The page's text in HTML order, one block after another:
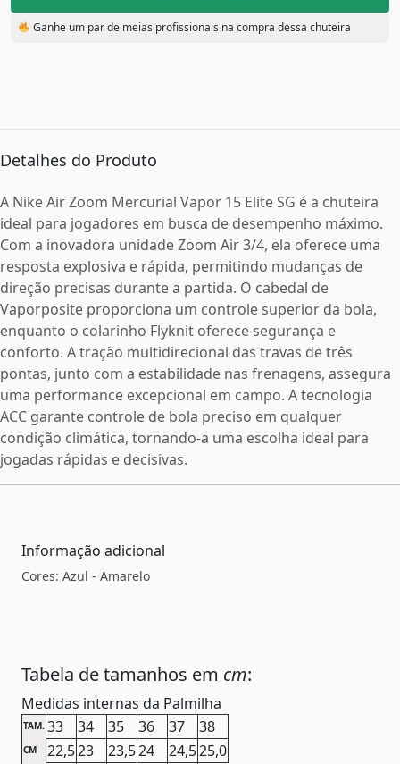
Ganhe um par de meias profissionais na compra dessa chuteira
Detalhes do Produto
A Nike Air Zoom Mercurial Vapor 15 Elite SG é a chuteira
ideal para jogadores em busca de desempenho máximo.
Com a inovadora unidade Zoom Air 3/4, ela oferece uma
resposta explosiva e rápida, permitindo mudanças de
direção precisas durante a partida. O cabedal de
Vaporposite proporciona um controle superior da bola,
enquanto o colarinho Flyknit oferece segurança e
conforto. A tração multidirecional das travas de três
pontas, junto com a estabilidade nas frenagens, assegura
uma performance excepcional em campo. A tecnologia
ACC garante controle de bola preciso em qualquer
condição climática, tornando-a uma escolha ideal para
jogadas rápidas e decisivas.
Informação adicional
Cores: Azul - Amarelo
Tabela de tamanhos em cm:
Medidas internas da Palmilha
TAM. 33 34 35 36 37 38
CM 22,523 23,524 24,525,0